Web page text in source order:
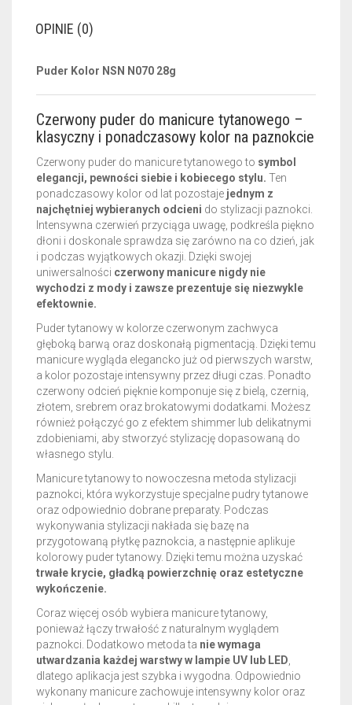
OPINIE (0)
Puder Kolor NSN N070 28g
Czerwony puder do manicure tytanowego –
klasyczny i ponadczasowy kolor na paznokcie
Czerwony puder do manicure tytanowego to symbol
elegancji, pewności siebie i kobiecego stylu. Ten
ponadczasowy kolor od lat pozostaje jednym z
najchętniej wybieranych odcieni do stylizacji paznokci.
Intensywna czerwień przyciąga uwagę, podkreśla piękno
dłoni i doskonale sprawdza się zarówno na co dzień, jak
i podczas wyjątkowych okazji. Dzięki swojej
uniwersalności czerwony manicure nigdy nie
wychodzi z mody i zawsze prezentuje się niezwykle
efektownie.
Puder tytanowy w kolorze czerwonym zachwyca
głęboką barwą oraz doskonałą pigmentacją. Dzięki temu
manicure wygląda elegancko już od pierwszych warstw,
a kolor pozostaje intensywny przez długi czas. Ponadto
czerwony odcień pięknie komponuje się z bielą, czernią,
złotem, srebrem oraz brokatowymi dodatkami. Możesz
również połączyć go z efektem shimmer lub delikatnymi
zdobieniami, aby stworzyć stylizację dopasowaną do
własnego stylu.
Manicure tytanowy to nowoczesna metoda stylizacji
paznokci, która wykorzystuje specjalne pudry tytanowe
oraz odpowiednio dobrane preparaty. Podczas
wykonywania stylizacji nakłada się bazę na
przygotowaną płytkę paznokcia, a następnie aplikuje
kolorowy puder tytanowy. Dzięki temu można uzyskać
trwałe krycie, gładką powierzchnię oraz estetyczne
wykończenie.
Coraz więcej osób wybiera manicure tytanowy,
ponieważ łączy trwałość z naturalnym wyglądem
paznokci. Dodatkowo metoda ta nie wymaga
utwardzania każdej warstwy w lampie UV lub LED
dlatego aplikacja jest szybka i wygodna. Odpowiednio
wykonany manicure zachowuje intensywny kolor oraz